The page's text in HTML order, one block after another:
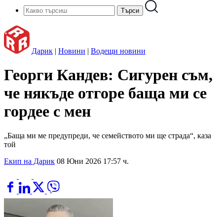
Дарик | Новини | Водещи новини
Георги Кандев: Сигурен съм,
че някъде отгоре баща ми се
гордее с мен
„Баща ми ме предупреди, че семейството ми ще страда“, каза
той
Екип на Дарик 08 Юни 2026 17:57 ч.